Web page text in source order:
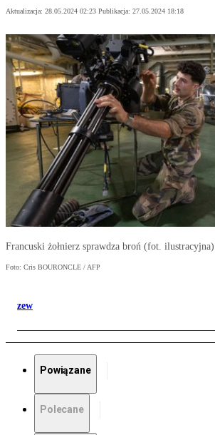
Aktualizacja: 28.05.2024 02:23 Publikacja: 27.05.2024 18:18
Francuski żołnierz sprawdza broń (fot. ilustracyjna)
Foto: Cris BOURONCLE / AFP
zew
Powiązane
Polecane